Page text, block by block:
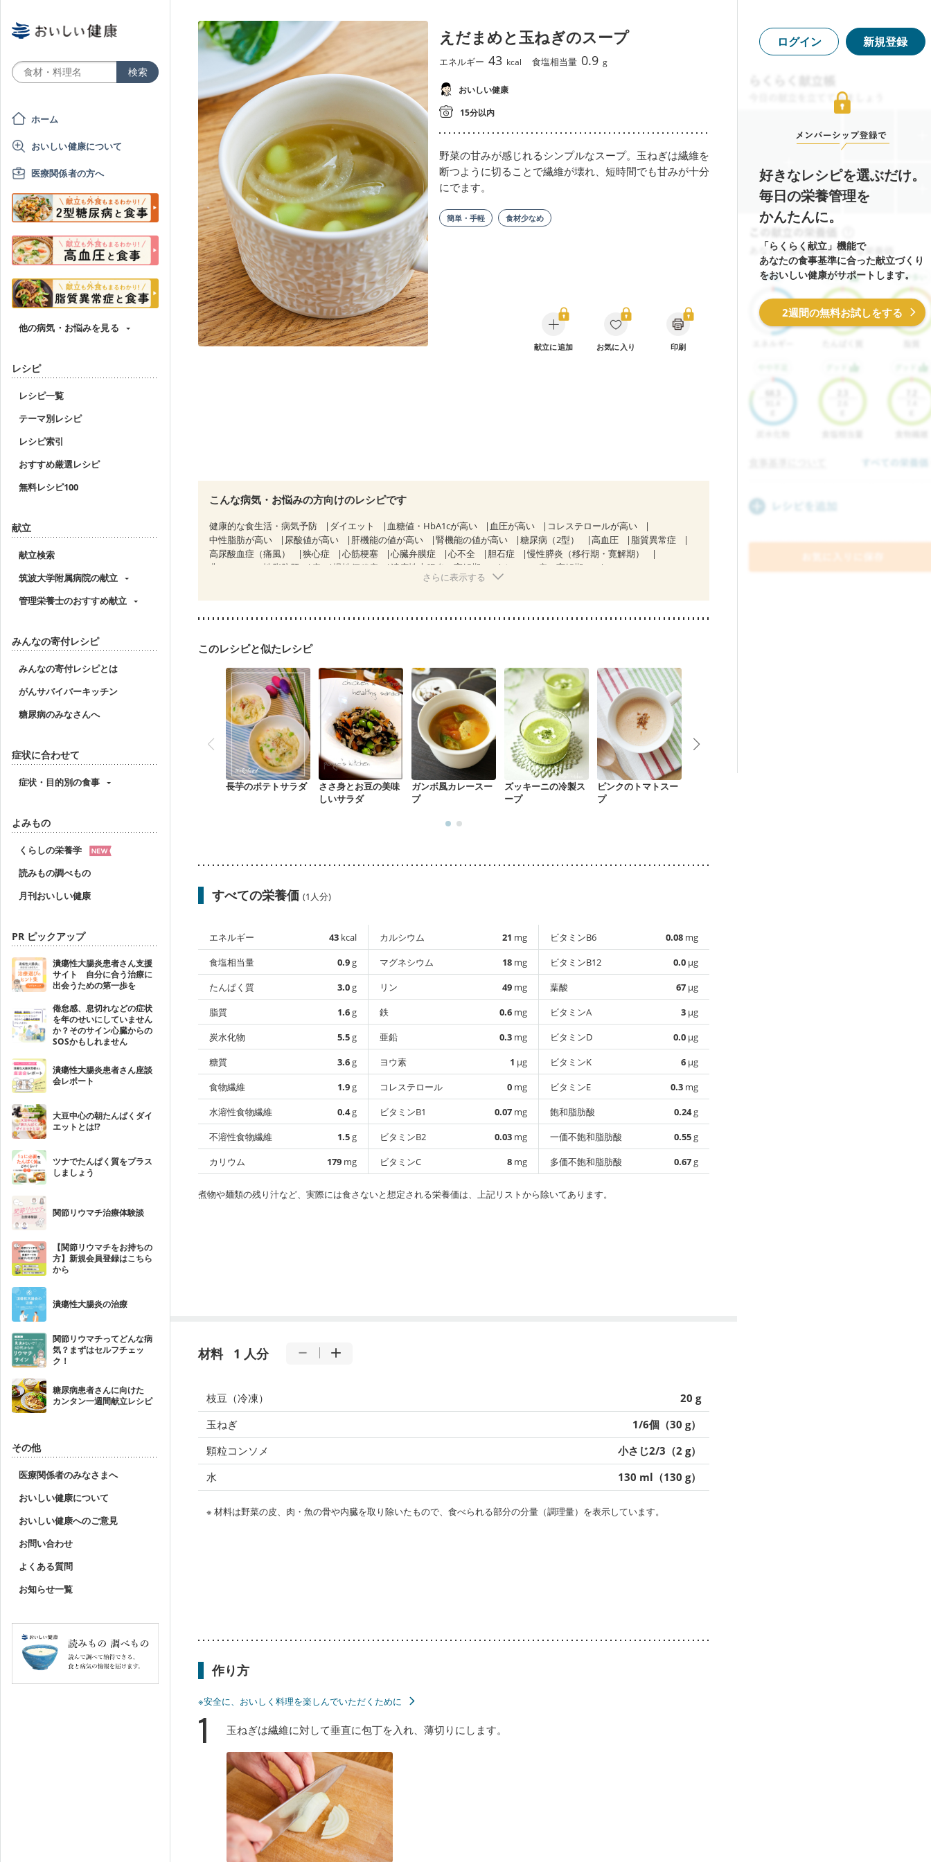
ホーム
おいしい健康について
医療関係者の方へ
他の病気・お悩みを見る
レシピ
レシピ一覧
テーマ別レシピ
レシピ索引
おすすめ厳選レシピ
無料レシピ100
献立
献立検索
筑波大学附属病院の献立
管理栄養士のおすすめ献立
みんなの寄付レシピ
みんなの寄付レシピとは
がんサバイバーキッチン
糖尿病のみなさんへ
症状に合わせて
症状・目的別の食事
よみもの
くらしの栄養学
読みもの調べもの
月刊おいしい健康
PR ピックアップ
潰瘍性大腸炎患者さん支援
サイト 自分に合う治療に
出会うための第一歩を
倦怠感、息切れなどの症状
を年のせいにしていません
か？そのサイン心臓からの
SOSかもしれません
潰瘍性大腸炎患者さん座談
会レポート
大豆中心の朝たんぱくダイ
エットとは!?
ツナでたんぱく質をプラス
しましょう
関節リウマチ治療体験談
【関節リウマチをお持ちの
方】新規会員登録はこちら
から
潰瘍性大腸炎の治療
関節リウマチってどんな病
気？まずはセルフチェッ
ク！
糖尿病患者さんに向けた
カンタン一週間献立レシピ
その他
医療関係者のみなさまへ
おいしい健康について
おいしい健康へのご意見
お問い合わせ
よくある質問
お知らせ一覧
えだまめと玉ねぎのスープ
エネルギー 43 kcal 食塩相当量 0.9 g
おいしい健康
15分以内
野菜の甘みが感じれるシンプルなスープ。玉ねぎは繊維を
断つように切ることで繊維が壊れ、短時間でも甘みが十分
にでます。
簡単・手軽 食材少なめ
献立に追加 お気に入り 印刷
こんな病気・お悩みの方向けのレシピです
健康的な食生活・病気予防 ダイエット 血糖値・HbA1cが高い 血圧が高い
コレステロールが高い
中性脂肪が高い
尿酸値が高い 肝機能の値が高い 腎機能の値が高い 糖尿病（2型） 高血圧
脂質異常症
高尿酸血症（痛風）
狭心症 心筋梗塞 心臓弁膜症 心不全 胆石症
慢性膵炎（移行期・寛解期）
非アルコール性脂肪肝
痔 慢性便秘症 潰瘍性大腸炎（寛解期）
クローン病（寛解期）
糖尿病性腎症（第１期）
大腸がん治療を終えた方・経過観察中の方
大腸がん（抗がん剤治療中）
大腸がん（放射線治療中）
妊婦健診・血圧が気になる（初期）
フレイル（年齢に合わせた体作り）
低栄養予防 貧血対策 ニキビ・肌荒れ 妊活中 更年期
さらに表示する
このレシピと似たレシピ
長芋のポテトサラダ
ささ身とお豆の美味
しいサラダ
ガンボ風カレースー
プ
ズッキーニの冷製ス
ープ
ピンクのトマトスー
プ
すべての栄養価 (1人分)
エネルギー 43 kcal
食塩相当量
0.9g
たんぱく質
3.0g
脂質
1.6g
炭水化物
5.5g
糖質
3.6g
食物繊維
1.9g
水溶性食物繊維
0.4g
不溶性食物繊維
1.5g
カリウム
179 mg
カルシウム 21 mg
マグネシウム
18 mg
リン
49 mg
鉄
0.6 mg
亜鉛
0.3 mg
ヨウ素
1 µg
コレステロール
0 mg
ビタミンB1
0.07 mg
ビタミンB2
0.03 mg
ビタミンC
8 mg
ビタミンB6 0.08 mg
ビタミンB12
0.0 µg
葉酸
67 µg
ビタミンA
3 µg
ビタミンD
0.0 µg
ビタミンK
6 µg
ビタミンE
0.3 mg
飽和脂肪酸
0.24g
一価不飽和脂肪酸
0.55g
多価不飽和脂肪酸
0.67g
煮物や麺類の残り汁など、実際には食さないと想定される栄養価は、上記リストから除いてあります。
材料 1 人分
枝豆（冷凍）
20 g
玉ねぎ
1/6個（30 g）
顆粒コンソメ
小さじ2/3（2 g）
水
130 ml（130 g）
※ 材料は野菜の皮、肉・魚の骨や内臓を取り除いたもので、食べられる部分の分量（調理量）を表示しています。
作り方
※安全に、おいしく料理を楽しんでいただくために
1 玉ねぎは繊維に対して垂直に包丁を入れ、薄切りにします。
ログイン 新規登録
好きなレシピを選ぶだけ。
毎日の栄養管理を
かんたんに。
「らくらく献立」機能で
あなたの食事基準に合った献立づくり
をおいしい健康がサポートします。
2週間の無料お試しをする